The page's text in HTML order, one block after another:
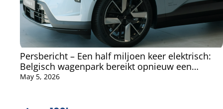
Persbericht – Een half miljoen keer elektrisch:
Belgisch wagenpark bereikt opnieuw een
belangrijke mijlpaal
May 5, 2026